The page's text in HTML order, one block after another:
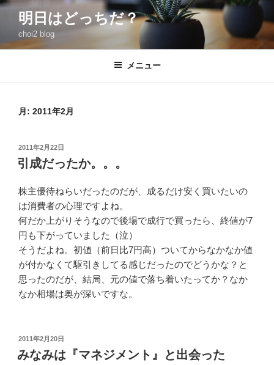
コ
ン
明日はどっちだ？
choi2 blog
メニュー
月: 2011年2月
投
稿
日:
2011年2月22日
引成だったか。。。
株主優待ねらいだったのだが、成るだけ安く買いたいの
は消費者の心理ですよね。
何だか上がりそうなので後場で成行で買ったら、終値が7
円も下がっていました（泣）
そうだよね。初値（前日比7円高）ついてからなかなか値
が付かなくて駆引きしてる感じだったのでどうかな？と
思ったのだが、結局、元の値で落ち着いたってか？なか
なか相場は奥が深いですな。
投
稿
日:
2011年2月20日
みなみは『マネジメント』と出会った